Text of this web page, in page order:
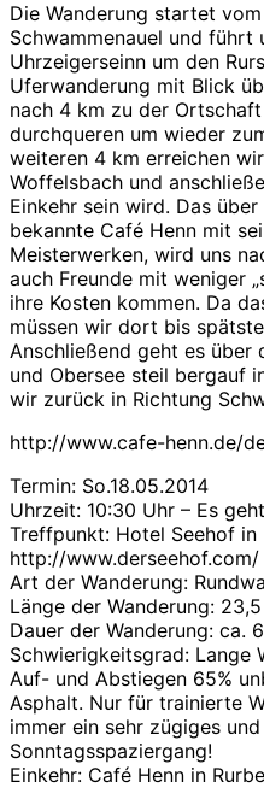
Die Wanderung startet
Schwammenauel und führt
Uhrzeigerseinn um den
Uferwanderung mit Blick
nach 4 km zu der
durchqueren um wieder
weiteren 4 km erreichen
Woffelsbach und
Einkehr sein wird. Das
bekannte Café Henn mit
Meisterwerken, wird uns
auch Freunde mit weniger
ihre Kosten kommen. Da
müssen wir dort bis
Anschließend geht es über
und Obersee steil bergauf
wir zurück in Richtung
http://www.cafe-henn.de/
Termin: So.18.05.2014
Uhrzeit: 10:30 Uhr – Es
Treffpunkt: Hotel Seehof in
http://www.derseehof.com/
Art der Wanderung:
Länge der Wanderung:
Dauer der Wanderung: ca.
Schwierigkeitsgrad: Lange
Auf- und Abstiegen 65%
Asphalt. Nur für trainierte
immer ein sehr zügiges
Sonntagsspaziergang!
Einkehr: Café Henn in